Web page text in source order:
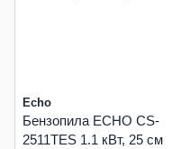
Echo
Бензопила ECHO CS-
2511TES 1.1 кВт, 25 см